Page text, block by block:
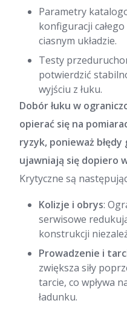
Parametry
konfiguracji
ciasnym układzie.
Testy
potwierdzić
wyjściu z łuku.
Dobór łuku w
opierać się na
ryzyk, ponieważ
ujawniają się dopiero
Krytyczne są
Kolizje i obrys:
serwisowe
konstrukcji
Prowadzenie i
zwiększa siły
tarcie, co wpływa
ładunku.